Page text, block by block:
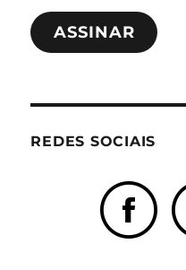
e-
mailASSINAR
REDES SOCIAIS